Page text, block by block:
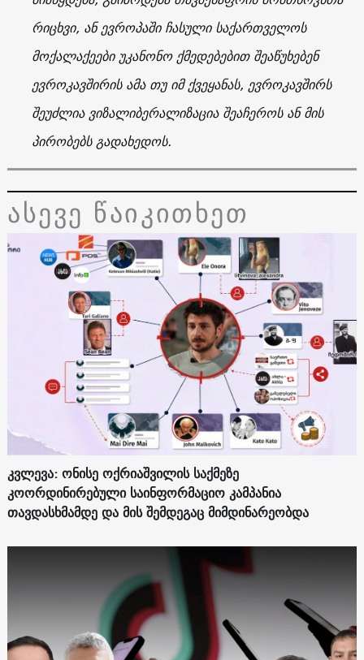
რიცხვი, ან ევროპაში ჩასული საქართველოს
მოქალაქეები უკანონო ქმედებებით შეაწუხებენ
ევროკავშირის ამა თუ იმ ქვეყანას, ევროკავშირს
შეუძლია ვიზალიბერალიზაცია შეაჩეროს ან მის
პირობებს გადახედოს.
ასევე წაიკითხეთ
კვლევა: ონისე ოქრიაშვილის საქმეზე
კოორდინირებული საინფორმაციო კამპანია
თავდასხმამდე და მის შემდეგაც მიმდინარეობდა